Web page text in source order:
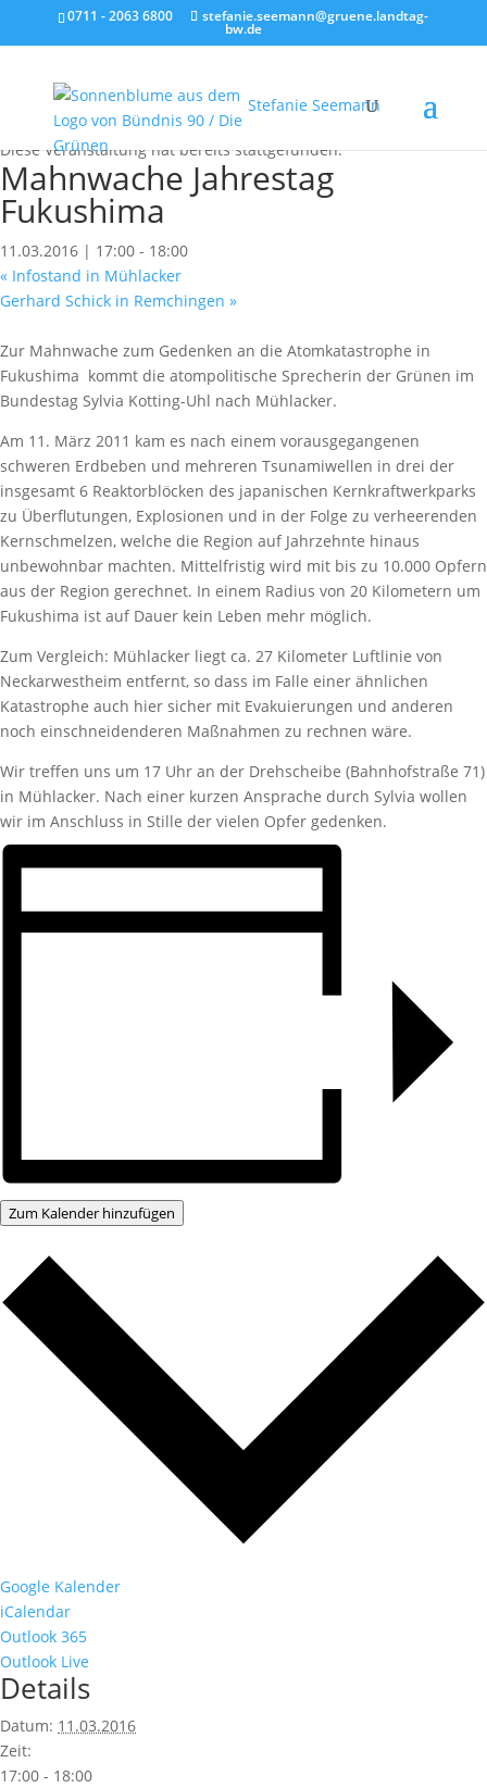
0711 - 2063 6800 stefanie.seemann@gruene.landtag-
bw.de
Stefanie Seemann
« Alle Veranstaltungen
Diese Veranstaltung hat bereits stattgefunden.
Mahnwache Jahrestag
Fukushima
11.03.2016 | 17:00 - 18:00
« Infostand in Mühlacker
Gerhard Schick in Remchingen »
Zur Mahnwache zum Gedenken an die Atomkatastrophe in
Fukushima kommt die atompolitische Sprecherin der Grünen im
Bundestag Sylvia Kotting-Uhl nach Mühlacker.
Am 11. März 2011 kam es nach einem vorausgegangenen
schweren Erdbeben und mehreren Tsunamiwellen in drei der
insgesamt 6 Reaktorblöcken des japanischen Kernkraftwerkparks
zu Überflutungen, Explosionen und in der Folge zu verheerenden
Kernschmelzen, welche die Region auf Jahrzehnte hinaus
unbewohnbar machten. Mittelfristig wird mit bis zu 10.000 Opfern
aus der Region gerechnet. In einem Radius von 20 Kilometern um
Fukushima ist auf Dauer kein Leben mehr möglich.
Zum Vergleich: Mühlacker liegt ca. 27 Kilometer Luftlinie von
Neckarwestheim entfernt, so dass im Falle einer ähnlichen
Katastrophe auch hier sicher mit Evakuierungen und anderen
noch einschneidenderen Maßnahmen zu rechnen wäre.
Wir treffen uns um 17 Uhr an der Drehscheibe (Bahnhofstraße 71)
in Mühlacker. Nach einer kurzen Ansprache durch Sylvia wollen
wir im Anschluss in Stille der vielen Opfer gedenken.
Zum Kalender hinzufügen
Google Kalender
iCalendar
Outlook 365
Outlook Live
Details
Datum: 11.03.2016
Zeit:
17:00 - 18:00